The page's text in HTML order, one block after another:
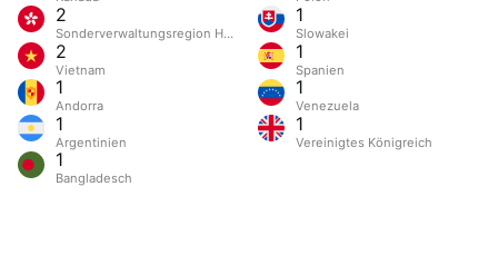
2
Sonderverwaltungsregion Hongkong
2
Vietnam
1
Andorra
1
Argentinien
1
Bangladesch
1
Slowakei
1
Spanien
1
Venezuela
1
Vereinigtes Königreich